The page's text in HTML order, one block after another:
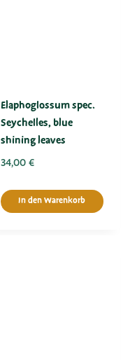
Elaphoglossum spec.
Seychelles, blue
shining leaves
34,00 €
In den Warenkorb